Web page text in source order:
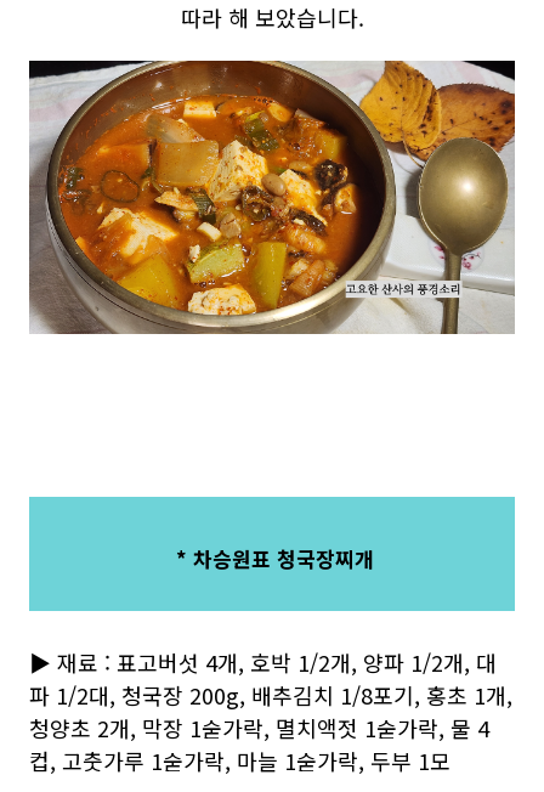
따라 해 보았습니다.
* 차승원표 청국장찌개
▶ 재료 : 표고버섯 4개, 호박 1/2개, 양파 1/2개, 대
파 1/2대, 청국장 200g, 배추김치 1/8포기, 홍초 1개,
청양초 2개, 막장 1숟가락, 멸치액젓 1숟가락, 물 4
컵, 고춧가루 1숟가락, 마늘 1숟가락, 두부 1모